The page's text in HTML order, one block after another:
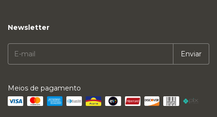
Newsletter
Meios de pagamento